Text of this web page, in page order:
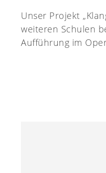
Unser Projekt
weiteren Schulen
Aufführung im